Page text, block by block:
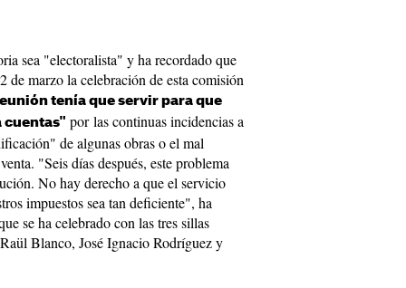
sea "electoralista" y ha recordado que
de marzo la celebración de esta comisión
tenía que servir para que
cuentas" por las continuas incidencias a
de algunas obras o el mal
"Seis días después, este problema
No hay derecho a que el servicio
impuestos sea tan deficiente", ha
se ha celebrado con las tres sillas
Blanco, José Ignacio Rodríguez y